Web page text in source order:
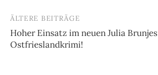
Beitragsnavigation
ÄLTERE BEITRÄGE
Hoher Einsatz im neuen Julia Brunjes
Ostfrieslandkrimi!